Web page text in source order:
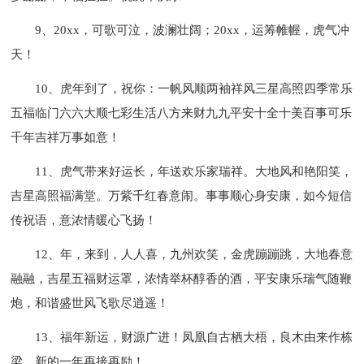
9、20xx，可歌可泣，波澜壮阔；20xx，运筹帷幄，虎气冲
天！
10、虎年到了，祝你：一帆风顺两袖祥风三星高照四季常乐
五福临门六六大顺七彩生活八方来财九九平安十全十美百事可乐
千年吉祥万事如意！
11、虎气带来好运长，年送欢乐家瑞祥。大地风和艳阳笑，
吉星高照福满堂。万紫千红春意闹。事事顺心身安康，如今短信
传祝语，意浓情暖心飞扬！
12、年，来到，人人喜，九州欢笑，金虎蹦蹦跳，大地春意
融融，吉星五福财运罩，浓情举杯醇香的酒，平安康乐瑞气随鞭
炮，和谐盛世风飞歌尽逍遥！
13、福年新运，财源广进！凤凰自古栖大梧，良木由来作栋